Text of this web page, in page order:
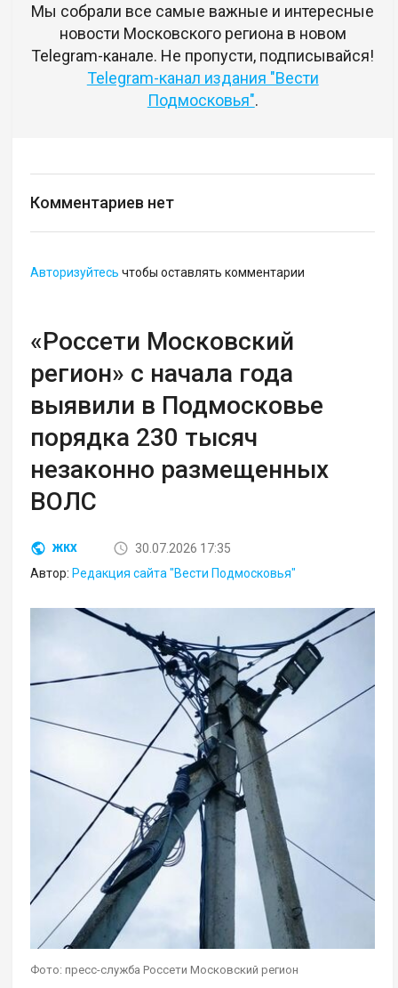
Мы собрали все самые важные и интересные
новости Московского региона в новом
Telegram-канале. Не пропусти, подписывайся!
Telegram-канал издания "Вести
Подмосковья".
Комментариев нет
Авторизуйтесь чтобы оставлять комментарии
«Россети Московский
регион» с начала года
выявили в Подмосковье
порядка 230 тысяч
незаконно размещенных
ВОЛС
ЖКХ
30.07.2026 17:35
Автор: Редакция сайта "Вести Подмосковья"
Фото: пресс-служба Россети Московский регион